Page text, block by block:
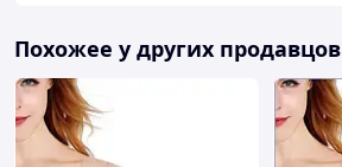
Похожее у других продавцов